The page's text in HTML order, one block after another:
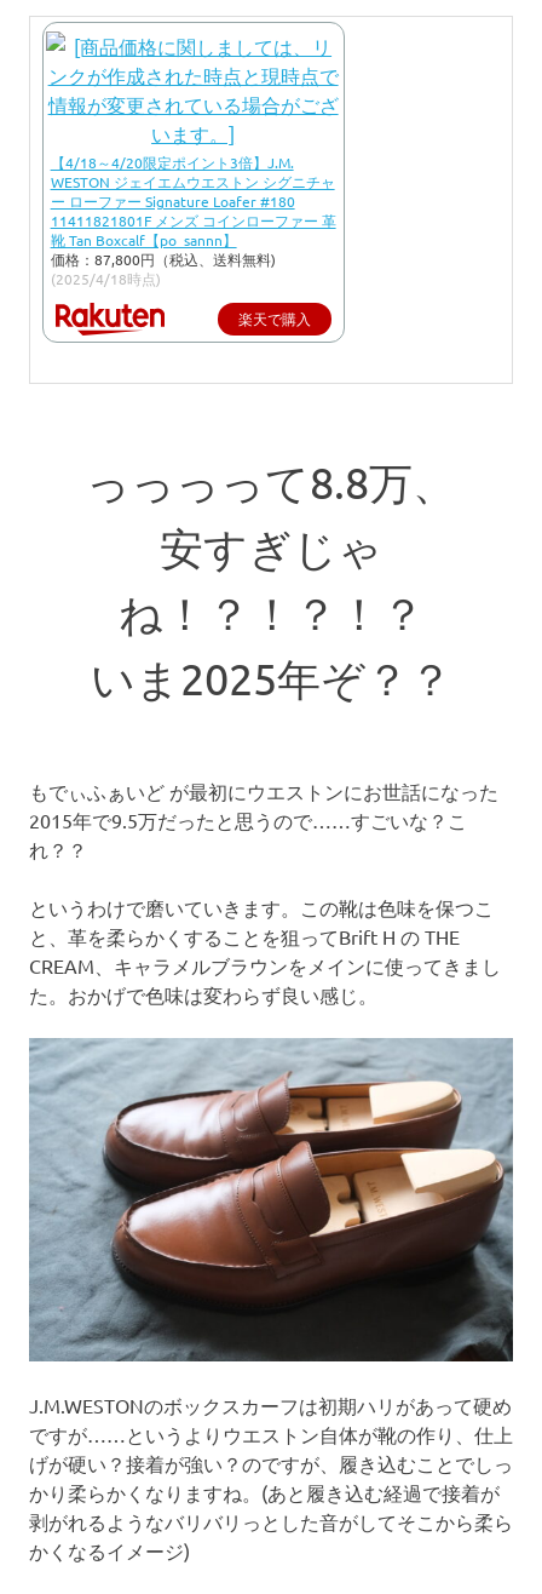
【4/18～4/20限定ポイント3倍】J.M.
WESTON ジェイエムウエストン シグニチャ
ー ローファー Signature Loafer #180
11411821801F メンズ コインローファー 革
靴 Tan Boxcalf【po_sannn】
価格：87,800円（税込、送料無料)
(2025/4/18時点)
楽天で購入
っっっって8.8万、
安すぎじゃ
ね！？！？！？
いま2025年ぞ？？
もでぃふぁいど が最初にウエストンにお世話になった
2015年で9.5万だったと思うので……すごいな？こ
れ？？
というわけで磨いていきます。この靴は色味を保つこ
と、革を柔らかくすることを狙ってBrift H の THE
CREAM、キャラメルブラウンをメインに使ってきまし
た。おかげで色味は変わらず良い感じ。
J.M.WESTONのボックスカーフは初期ハリがあって硬め
ですが……というよりウエストン自体が靴の作り、仕上
げが硬い？接着が強い？のですが、履き込むことでしっ
かり柔らかくなりますね。(あと履き込む経過で接着が
剥がれるようなバリバリっとした音がしてそこから柔ら
かくなるイメージ)